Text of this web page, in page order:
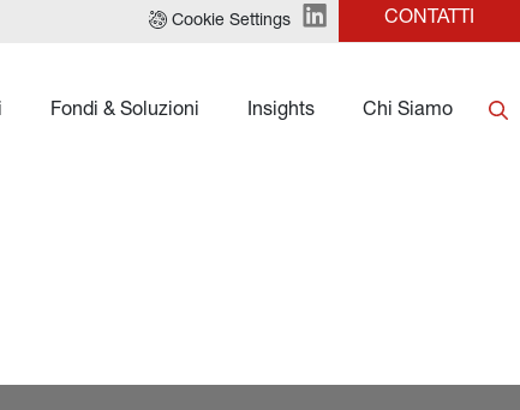
Cookie Settings CONTATTI
Fondi & Soluzioni Insights Chi Siamo